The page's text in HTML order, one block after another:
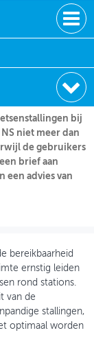
bij
niet meer dan
de gebruikers
brief aan
een advies van
bereikbaarheid
ernstig leiden
rond stations.
van de
stallingen,
optimaal worden